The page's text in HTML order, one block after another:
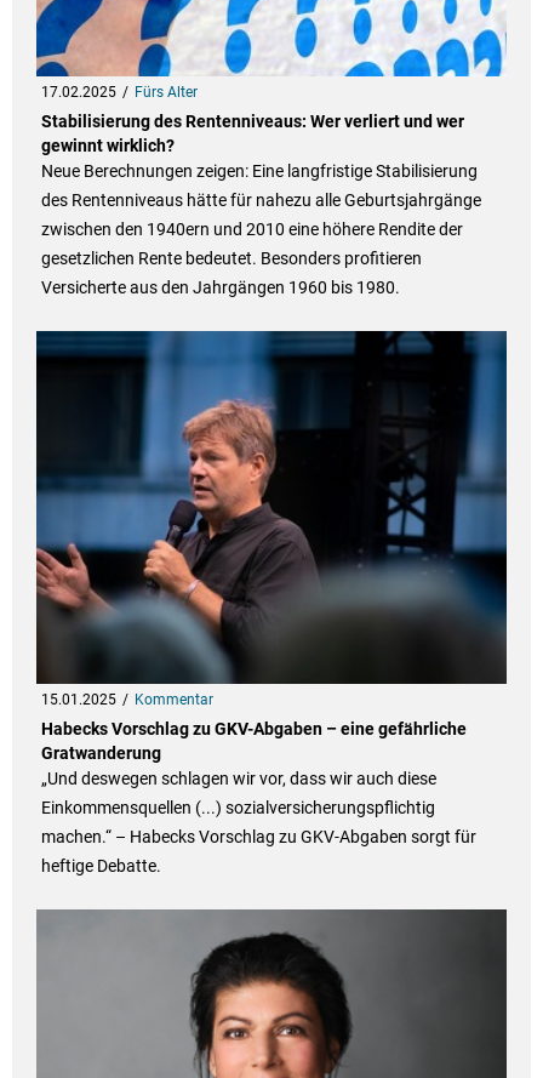
17.02.2025 Fürs Alter
Stabilisierung des Rentenniveaus: Wer verliert und wer
gewinnt wirklich?
Neue Berechnungen zeigen: Eine langfristige Stabilisierung
des Rentenniveaus hätte für nahezu alle Geburtsjahrgänge
zwischen den 1940ern und 2010 eine höhere Rendite der
gesetzlichen Rente bedeutet. Besonders profitieren
Versicherte aus den Jahrgängen 1960 bis 1980.
15.01.2025 Kommentar
Habecks Vorschlag zu GKV-Abgaben – eine gefährliche
Gratwanderung
„Und deswegen schlagen wir vor, dass wir auch diese
Einkommensquellen (...) sozialversicherungspflichtig
machen.“ – Habecks Vorschlag zu GKV-Abgaben sorgt für
heftige Debatte.